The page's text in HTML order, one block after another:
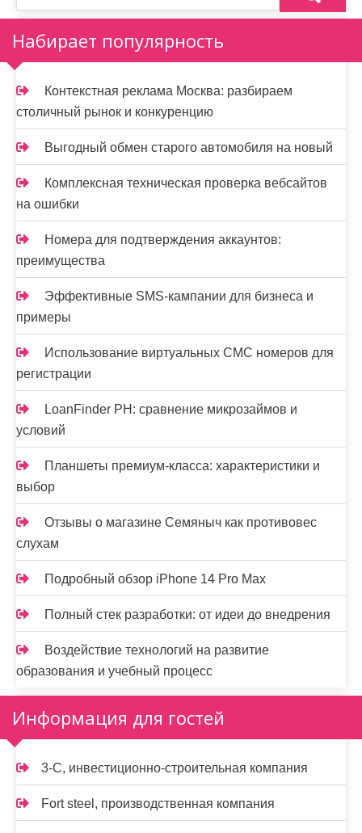
а
п
и
с
я
м
Набирает популярность
Контекстная реклама Москва: разбираем
столичный рынок и конкуренцию
Выгодный обмен старого автомобиля на новый
Комплексная техническая проверка вебсайтов
на ошибки
Номера для подтверждения аккаунтов:
преимущества
Эффективные SMS-кампании для бизнеса и
примеры
Использование виртуальных СМС номеров для
регистрации
LoanFinder PH: сравнение микрозаймов и
условий
Планшеты премиум-класса: характеристики и
выбор
Отзывы о магазине Семяныч как противовес
слухам
Подробный обзор iPhone 14 Pro Max
Полный стек разработки: от идеи до внедрения
Воздействие технологий на развитие
образования и учебный процесс
Информация для гостей
3-С, инвестиционно-строительная компания
Fort steel, производственная компания